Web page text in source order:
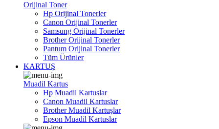
Orijinal Toner
Hp Orijinal Tonerler
Canon Orijinal Tonerler
Samsung Orijinal Tonerler
Brother Orijinal Tonerler
Pantum Orijinal Tonerler
Tüm Ürünler
KARTUŞ
Muadil Kartus
Hp Muadil Kartuslar
Canon Muadil Kartuslar
Brother Muadil Kartuşlar
Epson Muadil Kartuslar